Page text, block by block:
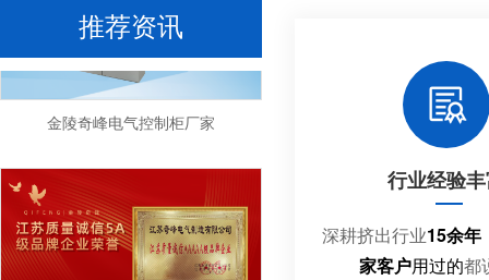
行业经验
深耕挤出行业15余年
家客户用过的都
推荐资讯